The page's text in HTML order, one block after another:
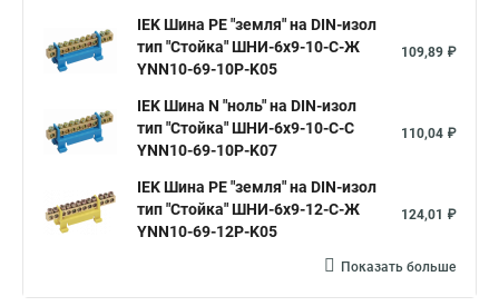
IEK Шина PE "земля" на DIN-изол
тип "Стойка" ШНИ-6х9-10-С-Ж
YNN10-69-10P-K05
109,89 ₽
IEK Шина N "ноль" на DIN-изол
тип "Стойка" ШНИ-6х9-10-С-С
YNN10-69-10P-K07
110,04 ₽
IEK Шина PE "земля" на DIN-изол
тип "Стойка" ШНИ-6х9-12-С-Ж
YNN10-69-12P-K05
124,01 ₽
Показать больше